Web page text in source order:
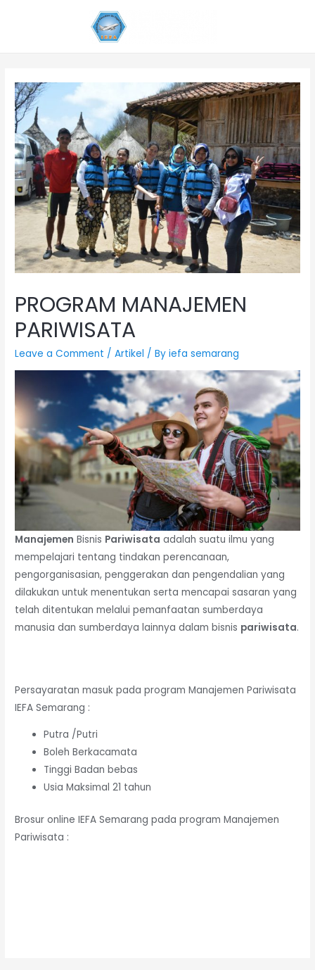
PROGRAM MANAJEMEN
PARIWISATA
Leave a Comment /Artikel / Byiefa semarang
Manajemen Bisnis Pariwisata adalah suatu ilmu yang
mempelajari tentang tindakan perencanaan,
pengorganisasian, penggerakan dan pengendalian yang
dilakukan untuk menentukan serta mencapai sasaran yang
telah ditentukan melalui pemanfaatan sumberdaya
manusia dan sumberdaya lainnya dalam bisnis pariwisata.
Persayaratan masuk pada program Manajemen Pariwisata
IEFA Semarang :
Putra /Putri
Boleh Berkacamata
Tinggi Badan bebas
Usia Maksimal 21 tahun
Brosur online IEFA Semarang pada program Manajemen
Pariwisata :